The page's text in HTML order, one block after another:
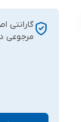
گارانتی
مرجوعی